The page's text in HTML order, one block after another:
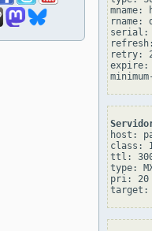
rname:
serial:
retry:
expire:
host:
class:
ttl:
type:
pri: 20